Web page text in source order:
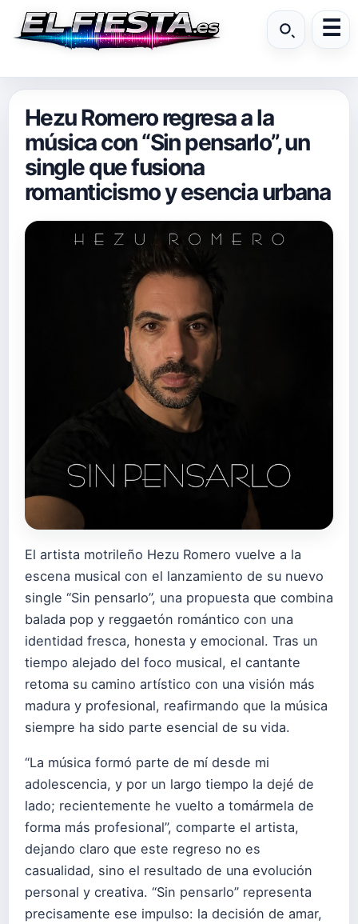
Hezu Romero regresa a la
música con “Sin pensarlo”, un
single que fusiona
romanticismo y esencia urbana
El artista motrileño Hezu Romero vuelve a la
escena musical con el lanzamiento de su nuevo
single “Sin pensarlo”, una propuesta que combina
balada pop y reggaetón romántico con una
identidad fresca, honesta y emocional. Tras un
tiempo alejado del foco musical, el cantante
retoma su camino artístico con una visión más
madura y profesional, reafirmando que la música
siempre ha sido parte esencial de su vida.
“La música formó parte de mí desde mi
adolescencia, y por un largo tiempo la dejé de
lado; recientemente he vuelto a tomármela de
forma más profesional”, comparte el artista,
dejando claro que este regreso no es
casualidad, sino el resultado de una evolución
personal y creativa. “Sin pensarlo” representa
precisamente ese impulso: la decisión de amar,